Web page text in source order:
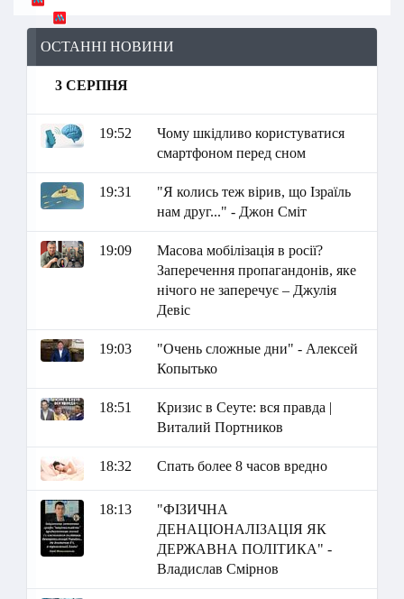
ОСТАННІ НОВИНИ
3 СЕРПНЯ
19:52
Чому шкідливо користуватися
смартфоном перед сном
19:31
"Я колись теж вірив, що Ізраїль
нам друг..." - Джон Сміт
19:09
Масова мобілізація в росії?
Заперечення пропагандонів, яке
нічого не заперечує – Джулія
Девіс
19:03
"Очень сложные дни" - Алексей
Копытько
18:51
Кризис в Сеуте: вся правда |
Виталий Портников
18:32 Спать более 8 часов вредно
18:13
"ФІЗИЧНА
ДЕНАЦІОНАЛІЗАЦІЯ ЯК
ДЕРЖАВНА ПОЛІТИКА" -
Владислав Смірнов